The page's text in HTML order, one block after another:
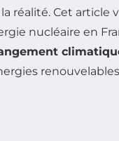
réalité. Cet article
nucléaire en